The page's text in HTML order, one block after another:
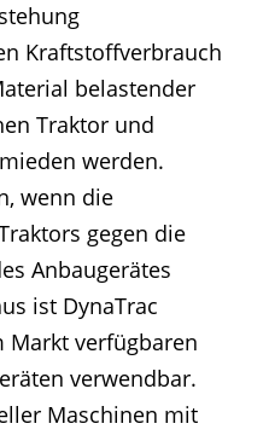
Kraftstoffverbrauch
belastender
Traktor und
werden.
wenn die
gegen die
Anbaugerätes
ist DynaTrac
verfügbaren
verwendbar.
Maschinen mit